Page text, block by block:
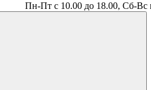
Пн-Пт с 10.00 до 18.00, Сб-Вс